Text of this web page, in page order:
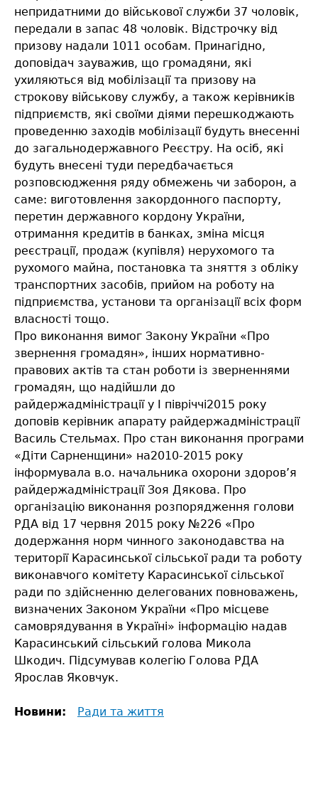
непридатними до військової служби 37 чоловік,
передали в запас 48 чоловік. Відстрочку від
призову надали 1011 особам. Принагідно,
доповідач зауважив, що громадяни, які
ухиляються від мобілізації та призову на
строкову військову службу, а також керівників
підприємств, які своїми діями перешкоджають
проведенню заходів мобілізації будуть внесенні
до загальнодержавного Реєстру. На осіб, які
будуть внесені туди передбачається
розповсюдження ряду обмежень чи заборон, а
саме: виготовлення закордонного паспорту,
перетин державного кордону України,
отримання кредитів в банках, зміна місця
реєстрації, продаж (купівля) нерухомого та
рухомого майна, постановка та зняття з обліку
транспортних засобів, прийом на роботу на
підприємства, установи та організації всіх форм
власності тощо.
Про виконання вимог Закону України «Про
звернення громадян», інших нормативно-
правових актів та стан роботи із зверненнями
громадян, що надійшли до
райдержадміністрації у І півріччі2015 року
доповів керівник апарату райдержадміністрації
Василь Стельмах. Про стан виконання програми
«Діти Сарненщини» на2010-2015 року
інформувала в.о. начальника охорони здоров’я
райдержадміністрації Зоя Дякова. Про
організацію виконання розпорядження голови
РДА від 17 червня 2015 року №226 «Про
додержання норм чинного законодавства на
території Карасинської сільської ради та роботу
виконавчого комітету Карасинської сільської
ради по здійсненню делегованих повноважень,
визначених Законом України «Про місцеве
самоврядування в Україні» інформацію надав
Карасинський сільський голова Микола
Шкодич. Підсумував колегію Голова РДА
Ярослав Яковчук.
Новини: Ради та життя